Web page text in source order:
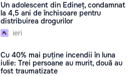
Un adolescent din Edineț, condamnat
la 4,5 ani de închisoare pentru
distribuirea drogurilor
ieri
Cu 40% mai puține incendii în luna
iulie: Trei persoane au murit, două au
fost traumatizate